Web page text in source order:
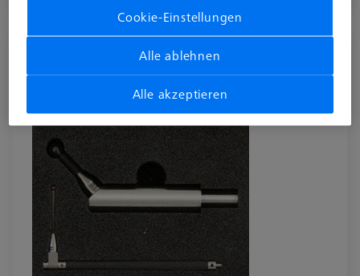
Einmessnormal für RT-Achse und Tasterset
Cookie-Einstellungen
Alle ablehnen
Alle akzeptieren